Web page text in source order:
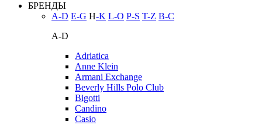
БРЕНДЫ
A-D E-G H-K L-O P-S T-Z В-С
A-D
Adriatica
Anne Klein
Armani Exchange
Beverly Hills Polo Club
Bigotti
Candino
Casio